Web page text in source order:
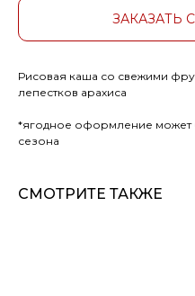
ЗАКАЗАТЬ
Рисовая каша со свежими
лепестков арахиса
*ягодное оформление может
сезона
СМОТРИТЕ ТАКЖЕ